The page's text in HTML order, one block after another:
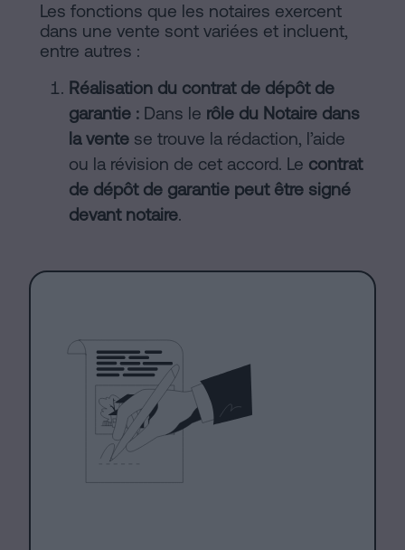
Les fonctions que les notaires exercent
dans une vente sont variées et incluent,
entre autres :
Réalisation du contrat de dépôt de
garantie : Dans le rôle du Notaire dans
la vente se trouve la rédaction, l’aide
ou la révision de cet accord. Le contrat
de dépôt de garantie peut être signé
devant notaire.